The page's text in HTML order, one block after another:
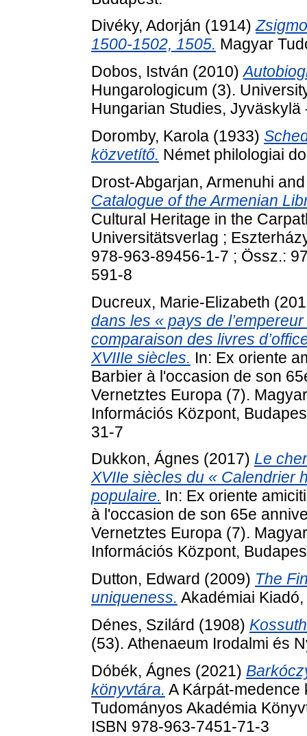
Divéky, Adorján (1914)
1500-1502, 1505. Magyar
Dobos, István (2010)
Hungarologicum (3).
Hungarian Studies, Jyväskylä
Doromby, Karola (1933)
közvetítő. Német philologiai
Drost-Abgarjan, Armenuhi
Catalogue of the Armenian
Cultural Heritage in the
Universitätsverlag ;
978-963-89456-1-7 ; Össz.:
591-8
Ducreux, Marie-Elizabeth
dans les « pays de
comparaison des livres
XVIIIe siècles. In: Ex oriente
Barbier à l'occasion de son
Vernetztes Europa (7).
Információs Központ,
31-7
Dukkon, Ágnes (2017) Le
XVIIe siècles du « Calendrier
populaire. In: Ex oriente
à l'occasion de son 65e
Vernetztes Europa (7).
Információs Központ,
Dutton, Edward (2009) The
uniqueness. Akadémiai
Dénes, Szilárd (1908)
(53). Athenaeum Irodalmi és
Dóbék, Ágnes (2021)
könyvtára. A Kárpát-medence
Tudományos Akadémia
ISBN 978-963-7451-71-3